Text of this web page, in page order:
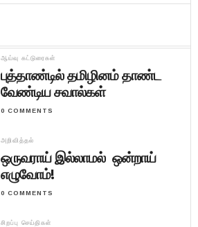
ஆய்வு கட்டுரைகள்
புத்தாண்டில் தமிழினம் தாண்ட
வேண்டிய சவால்கள்
0 COMMENTS
அறிவித்தல்
ஒருவராய் இல்லாமல் ஒன்றாய்
எழுவோம்!
0 COMMENTS
சிறப்பு செய்திகள்